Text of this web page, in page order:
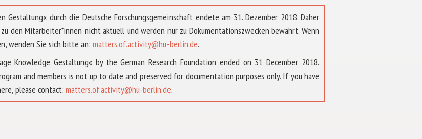
Gestaltung« durch die Deutsche Forschungsgemeinschaft endete am 31. Dezember 2018. Daher
den Mitarbeiter*innen nicht aktuell und werden nur zu Dokumentationszwecken bewahrt. Wenn
wenden Sie sich bitte an: matters.of.activity@hu-berlin.de.
Knowledge Gestaltung« by the German Research Foundation ended on 31 December 2018.
and members is not up to date and preserved for documentation purposes only. If you have
please contact: matters.of.activity@hu-berlin.de.